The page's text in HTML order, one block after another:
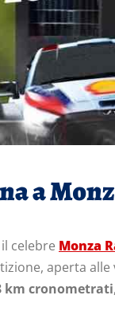
a
celebre Monza
aperta alle
km cronometrati